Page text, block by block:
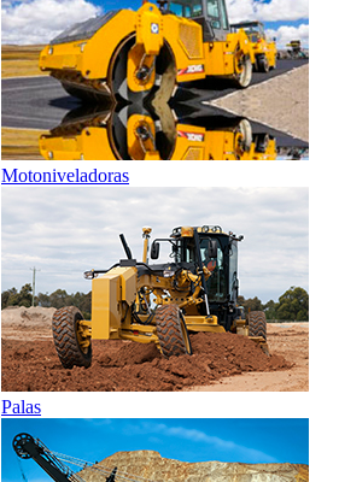
Motoniveladoras
Palas